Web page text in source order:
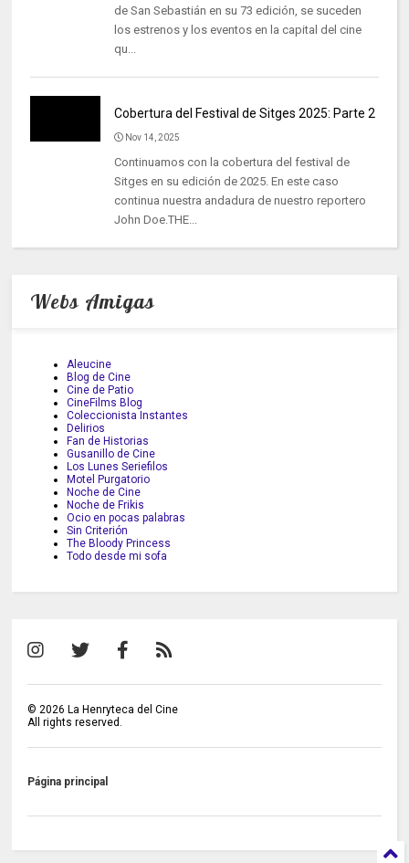
de San Sebastián en su 73 edición, se suceden
los estrenos y los eventos en la capital del cine
qu...
Cobertura del Festival de Sitges 2025: Parte 2
Nov 14, 2025
Continuamos con la cobertura del festival de
Sitges en su edición de 2025. En este caso
continua nuestra andadura de nuestro reportero
John Doe.THE...
Webs Amigas
Aleucine
Blog de Cine
Cine de Patio
CineFilms Blog
Coleccionista Instantes
Delirios
Fan de Historias
Gusanillo de Cine
Los Lunes Seriefilos
Motel Purgatorio
Noche de Cine
Noche de Frikis
Ocio en pocas palabras
Sin Criterión
The Bloody Princess
Todo desde mi sofa
©2026 La Henryteca del Cine
All rights reserved.
Página principal